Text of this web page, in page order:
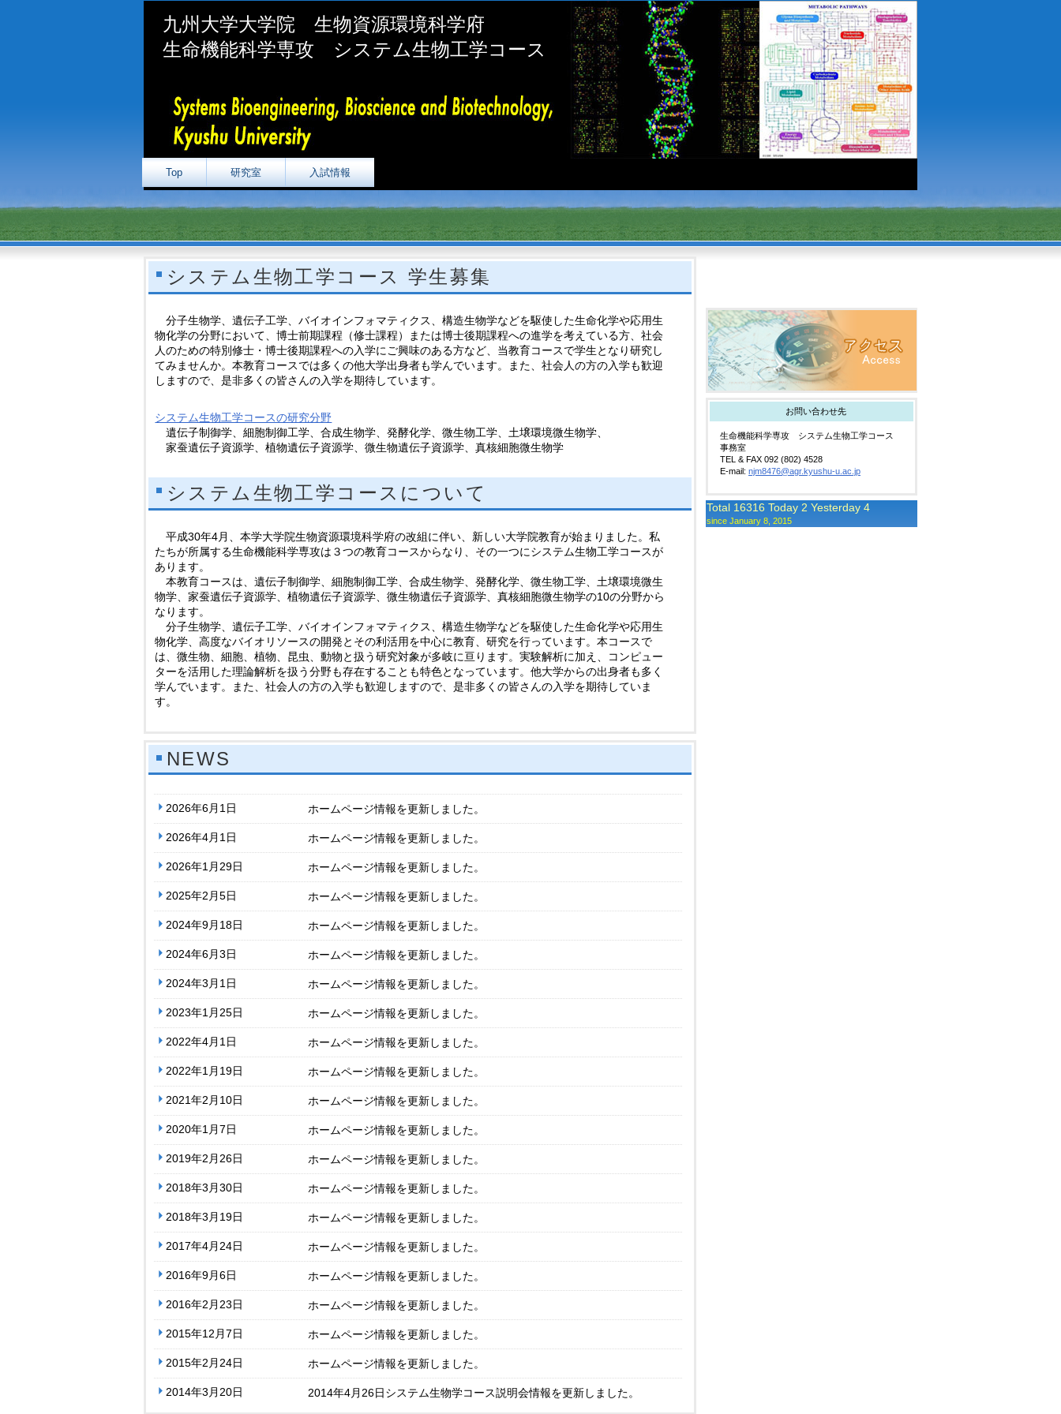
九州大学大学院 生物資源環境科学府
生命機能科学専攻 システム生物工学コース
システム生物工学コース 学生募集
分子生物学、遺伝子工学、バイオインフォマティクス、構造生物学などを駆使した生命化学や応用生
物化学の分野において、博士前期課程（修士課程）または博士後期課程への進学を考えている方、社会
人のための特別修士・博士後期課程への入学にご興味のある方など、当教育コースで学生となり研究し
てみませんか。本教育コースでは多くの他大学出身者も学んでいます。また、社会人の方の入学も歓迎
しますので、是非多くの皆さんの入学を期待しています。
システム生物工学コースの研究分野
遺伝子制御学、細胞制御工学、合成生物学、発酵化学、微生物工学、土壌環境微生物学、
家蚕遺伝子資源学、植物遺伝子資源学、微生物遺伝子資源学、真核細胞微生物学
システム生物工学コースについて
平成30年4月、本学大学院生物資源環境科学府の改組に伴い、新しい大学院教育が始まりました。私
たちが所属する生命機能科学専攻は３つの教育コースからなり、その一つにシステム生物工学コースが
あります。
本教育コースは、遺伝子制御学、細胞制御工学、合成生物学、発酵化学、微生物工学、土壌環境微生
物学、家蚕遺伝子資源学、植物遺伝子資源学、微生物遺伝子資源学、真核細胞微生物学の10の分野から
なります。
分子生物学、遺伝子工学、バイオインフォマティクス、構造生物学などを駆使した生命化学や応用生
物化学、高度なバイオリソースの開発とその利活用を中心に教育、研究を行っています。本コースで
は、微生物、細胞、植物、昆虫、動物と扱う研究対象が多岐に亘ります。実験解析に加え、コンピュー
ターを活用した理論解析を扱う分野も存在することも特色となっています。他大学からの出身者も多く
学んでいます。また、社会人の方の入学も歓迎しますので、是非多くの皆さんの入学を期待していま
す。
NEWS
2026年6月1日 ホームページ情報を更新しました。
2026年4月1日 ホームページ情報を更新しました。
2026年1月29日 ホームページ情報を更新しました。
2025年2月5日 ホームページ情報を更新しました。
2024年9月18日 ホームページ情報を更新しました。
2024年6月3日 ホームページ情報を更新しました。
2024年3月1日 ホームページ情報を更新しました。
2023年1月25日 ホームページ情報を更新しました。
2022年4月1日 ホームページ情報を更新しました。
2022年1月19日 ホームページ情報を更新しました。
2021年2月10日 ホームページ情報を更新しました。
2020年1月7日 ホームページ情報を更新しました。
2019年2月26日 ホームページ情報を更新しました。
2018年3月30日 ホームページ情報を更新しました。
2018年3月19日 ホームページ情報を更新しました。
2017年4月24日 ホームページ情報を更新しました。
2016年9月6日 ホームページ情報を更新しました。
2016年2月23日 ホームページ情報を更新しました。
2015年12月7日 ホームページ情報を更新しました。
2015年2月24日 ホームページ情報を更新しました。
2014年3月20日 2014年4月26日システム生物学コース説明会情報を更新しました。
Top 研究室 入試情報
お問い合わせ先
生命機能科学専攻 システム生物工学コース
事務室
TEL & FAX 092 (802) 4528
E-mail: njm8476@agr.kyushu-u.ac.jp
Total 16316 Today 2 Yesterday 4
since January 8, 2015